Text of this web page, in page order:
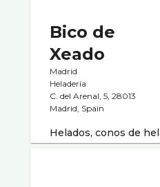
Bico de
Xeado
Madrid
Heladerí­a
C. del Arenal, 5, 28013
Madrid, Spain
Helados, conos de